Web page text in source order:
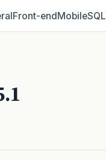
Front‑endMobileSQL